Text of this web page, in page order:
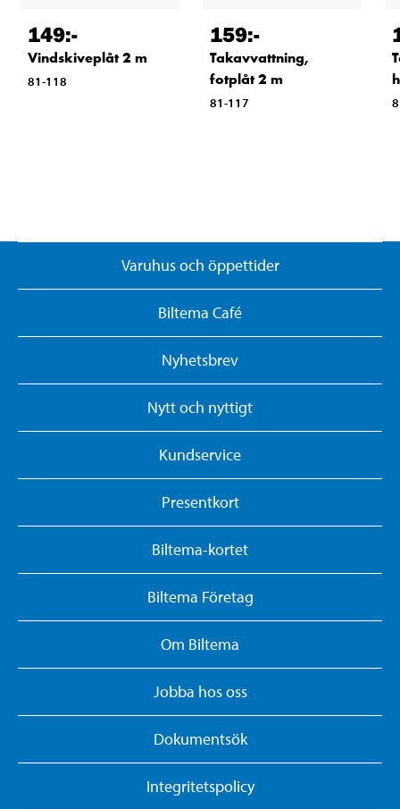
149:-
Vindskiveplåt 2 m
81-118
159:-
Takavvattning,
fotplåt 2 m
81-117
Varuhus och öppettider
Biltema Café
Nyhetsbrev
Nytt och nyttigt
Kundservice
Presentkort
Biltema-kortet
Biltema Företag
Om Biltema
Jobba hos oss
Dokumentsök
Integritetspolicy